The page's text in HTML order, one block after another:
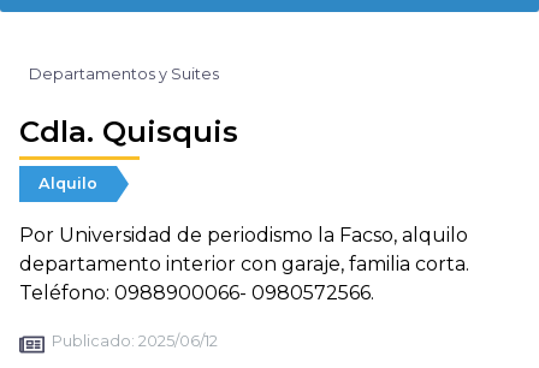
Departamentos y Suites
Cdla. Quisquis
Alquilo
Por Universidad de periodismo la Facso, alquilo
departamento interior con garaje, familia corta.
Teléfono: 0988900066- 0980572566.
Publicado: 2025/06/12